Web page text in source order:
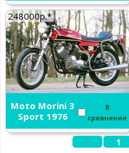
248000р.*
Moto Morini 3
Sport 1976
В
сравнение
« 1